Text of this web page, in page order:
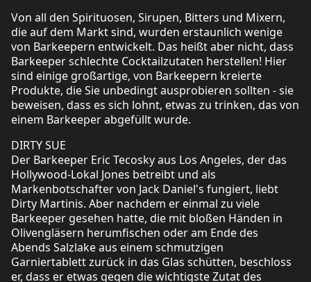
Von all den Spirituosen, Sirupen, Bitters und Mixern,
die auf dem Markt sind, wurden erstaunlich wenige
von Barkeepern entwickelt. Das heißt aber nicht, dass
Barkeeper schlechte Cocktailzutaten herstellen! Hier
sind einige großartige, von Barkeepern kreierte
Produkte, die Sie unbedingt ausprobieren sollten - sie
beweisen, dass es sich lohnt, etwas zu trinken, das von
einem Barkeeper abgefüllt wurde.
DIRTY SUE
Der Barkeeper Eric Tecosky aus Los Angeles, der das
Hollywood-Lokal Jones betreibt und als
Markenbotschafter von Jack Daniel's fungiert, liebt
Dirty Martinis. Aber nachdem er einmal zu viele
Barkeeper gesehen hatte, die mit bloßen Händen in
Olivengläsern herumfischen oder am Ende des
Abends Salzlake aus einem schmutzigen
Garniertablett zurück in das Glas schütten, beschloss
er, dass er etwas gegen die wichtigste Zutat des